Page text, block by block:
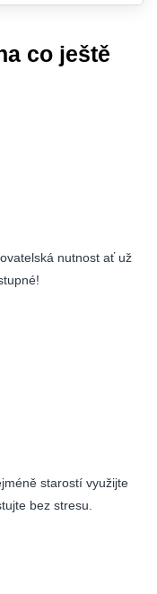
co ještě
nutnost ať už
starostí využijte
bez stresu.